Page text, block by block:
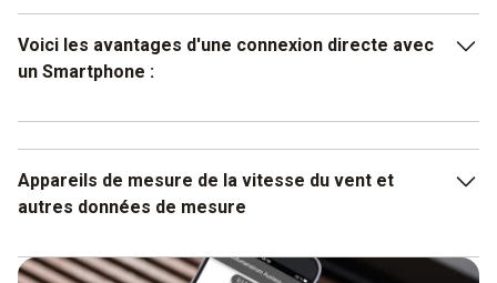
Voici les avantages d'une connexion directe avec
un Smartphone :
Évaluation aisée dans l’App
Appareils de mesure de la vitesse du vent et
autres données de mesure
Comme nous venons de le mentionner, certains modèles